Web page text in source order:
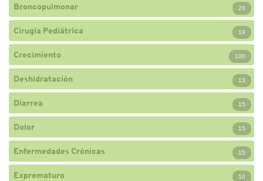
Broncopulmonar 26
Cirugía Pediátrica 19
Crecimiento 100
Deshidratación 13
Diarrea 15
Dolor 15
Enfermedades Crónicas 15
Exprematuro 10